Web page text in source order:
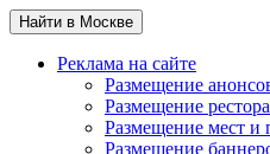
Найти в Москве
Реклама на сайте
Размещение
Размещение
Размещение мест и
Размещение